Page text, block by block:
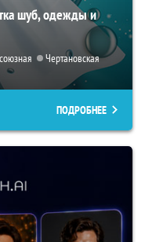
шуб, одежды и
Чертановская
ПОДРОБНЕЕ